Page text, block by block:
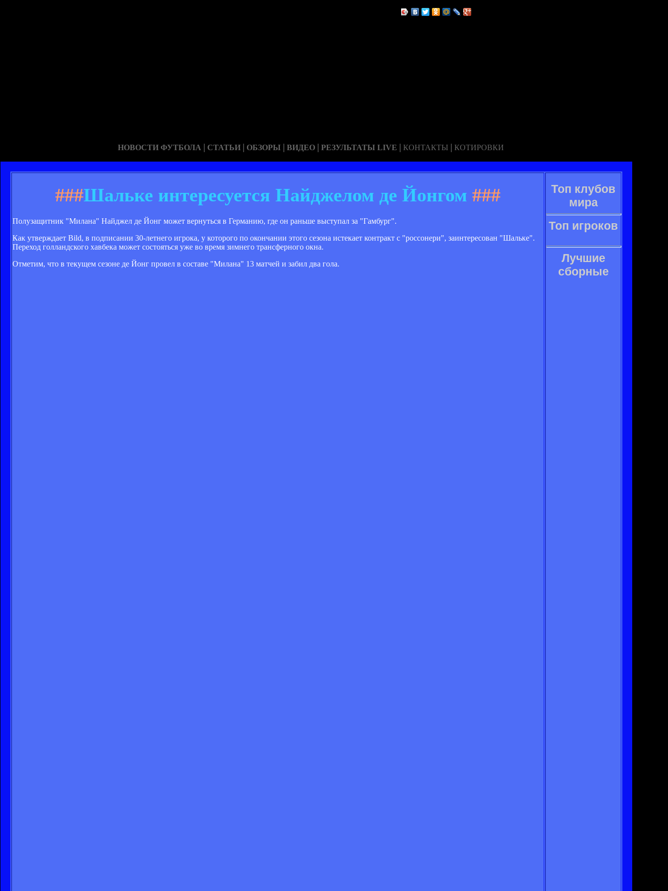
НОВОСТИ ФУТБОЛА | СТАТЬИ | ОБЗОРЫ | ВИДЕО | РЕЗУЛЬТАТЫ LIVE | КОНТАКТЫ | КОТИРОВКИ
###Шальке интересуется Найджелом де Йонгом ###
Полузащитник "Милана" Найджел де Йонг может вернуться в Германию, где он раньше выступал за "Гамбург".
Как утверждает Bild, в подписании 30-летнего игрока, у которого по окончании этого сезона истекает контракт с "россонери", заинтересован "Шальке".
Переход голландского хавбека может состояться уже во время зимнего трансферного окна.
Отметим, что в текущем сезоне де Йонг провел в составе "Милана" 13 матчей и забил два гола.
Топ клубов
мира
Топ игроков
Лучшие
сборные